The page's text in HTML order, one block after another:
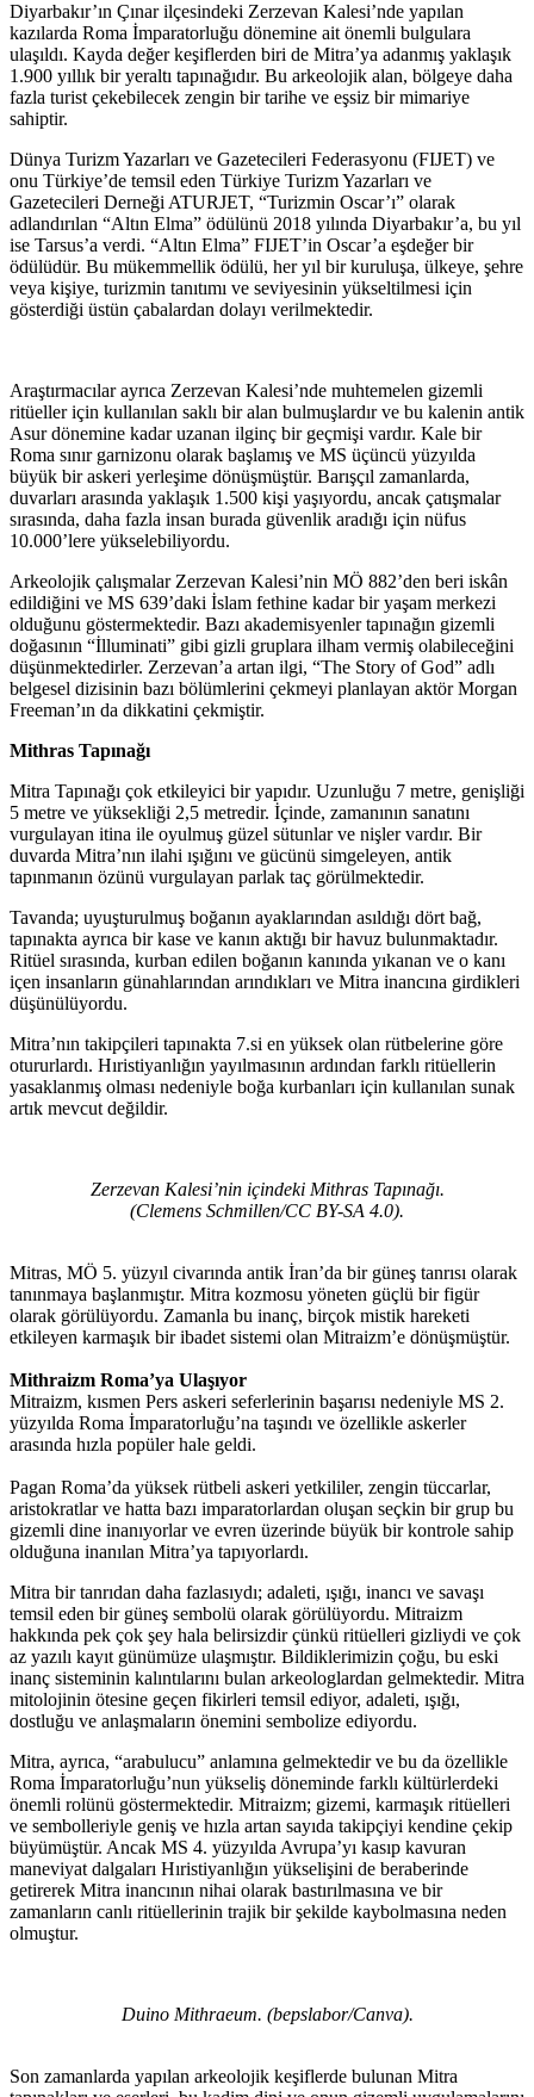
Diyarbakır’ın Çınar ilçesindeki Zerzevan Kalesi’nde yapılan
kazılarda Roma İmparatorluğu dönemine ait önemli bulgulara
ulaşıldı. Kayda değer keşiflerden biri de Mitra’ya adanmış yaklaşık
1.900 yıllık bir yeraltı tapınağıdır. Bu arkeolojik alan, bölgeye daha
fazla turist çekebilecek zengin bir tarihe ve eşsiz bir mimariye
sahiptir.
Dünya Turizm Yazarları ve Gazetecileri Federasyonu (FIJET) ve
onu Türkiye’de temsil eden Türkiye Turizm Yazarları ve
Gazetecileri Derneği ATURJET, “Turizmin Oscar’ı” olarak
adlandırılan “Altın Elma” ödülünü 2018 yılında Diyarbakır’a, bu yıl
ise Tarsus’a verdi. “Altın Elma” FIJET’in Oscar’a eşdeğer bir
ödülüdür. Bu mükemmellik ödülü, her yıl bir kuruluşa, ülkeye, şehre
veya kişiye, turizmin tanıtımı ve seviyesinin yükseltilmesi için
gösterdiği üstün çabalardan dolayı verilmektedir.
Araştırmacılar ayrıca Zerzevan Kalesi’nde muhtemelen gizemli
ritüeller için kullanılan saklı bir alan bulmuşlardır ve bu kalenin antik
Asur dönemine kadar uzanan ilginç bir geçmişi vardır. Kale bir
Roma sınır garnizonu olarak başlamış ve MS üçüncü yüzyılda
büyük bir askeri yerleşime dönüşmüştür. Barışçıl zamanlarda,
duvarları arasında yaklaşık 1.500 kişi yaşıyordu, ancak çatışmalar
sırasında, daha fazla insan burada güvenlik aradığı için nüfus
10.000’lere yükselebiliyordu.
Arkeolojik çalışmalar Zerzevan Kalesi’nin MÖ 882’den beri iskân
edildiğini ve MS 639’daki İslam fethine kadar bir yaşam merkezi
olduğunu göstermektedir. Bazı akademisyenler tapınağın gizemli
doğasının “İlluminati” gibi gizli gruplara ilham vermiş olabileceğini
düşünmektedirler. Zerzevan’a artan ilgi, “The Story of God” adlı
belgesel dizisinin bazı bölümlerini çekmeyi planlayan aktör Morgan
Freeman’ın da dikkatini çekmiştir.
Mithras Tapınağı
Mitra Tapınağı çok etkileyici bir yapıdır. Uzunluğu 7 metre, genişliği
5 metre ve yüksekliği 2,5 metredir. İçinde, zamanının sanatını
vurgulayan itina ile oyulmuş güzel sütunlar ve nişler vardır. Bir
duvarda Mitra’nın ilahi ışığını ve gücünü simgeleyen, antik
tapınmanın özünü vurgulayan parlak taç görülmektedir.
Tavanda; uyuşturulmuş boğanın ayaklarından asıldığı dört bağ,
tapınakta ayrıca bir kase ve kanın aktığı bir havuz bulunmaktadır.
Ritüel sırasında, kurban edilen boğanın kanında yıkanan ve o kanı
içen insanların günahlarından arındıkları ve Mitra inancına girdikleri
düşünülüyordu.
Mitra’nın takipçileri tapınakta 7.si en yüksek olan rütbelerine göre
otururlardı. Hıristiyanlığın yayılmasının ardından farklı ritüellerin
yasaklanmış olması nedeniyle boğa kurbanları için kullanılan sunak
artık mevcut değildir.
Zerzevan Kalesi’nin içindeki Mithras Tapınağı.
(Clemens Schmillen/CC BY-SA 4.0).
Mitras, MÖ 5. yüzyıl civarında antik İran’da bir güneş tanrısı olarak
tanınmaya başlanmıştır. Mitra kozmosu yöneten güçlü bir figür
olarak görülüyordu. Zamanla bu inanç, birçok mistik hareketi
etkileyen karmaşık bir ibadet sistemi olan Mitraizm’e dönüşmüştür.
Mithraizm Roma’ya Ulaşıyor
Mitraizm, kısmen Pers askeri seferlerinin başarısı nedeniyle MS 2.
yüzyılda Roma İmparatorluğu’na taşındı ve özellikle askerler
arasında hızla popüler hale geldi.
Pagan Roma’da yüksek rütbeli askeri yetkililer, zengin tüccarlar,
aristokratlar ve hatta bazı imparatorlardan oluşan seçkin bir grup bu
gizemli dine inanıyorlar ve evren üzerinde büyük bir kontrole sahip
olduğuna inanılan Mitra’ya tapıyorlardı.
Mitra bir tanrıdan daha fazlasıydı; adaleti, ışığı, inancı ve savaşı
temsil eden bir güneş sembolü olarak görülüyordu. Mitraizm
hakkında pek çok şey hala belirsizdir çünkü ritüelleri gizliydi ve çok
az yazılı kayıt günümüze ulaşmıştır. Bildiklerimizin çoğu, bu eski
inanç sisteminin kalıntılarını bulan arkeologlardan gelmektedir. Mitra
mitolojinin ötesine geçen fikirleri temsil ediyor, adaleti, ışığı,
dostluğu ve anlaşmaların önemini sembolize ediyordu.
Mitra, ayrıca, “arabulucu” anlamına gelmektedir ve bu da özellikle
Roma İmparatorluğu’nun yükseliş döneminde farklı kültürlerdeki
önemli rolünü göstermektedir. Mitraizm; gizemi, karmaşık ritüelleri
ve sembolleriyle geniş ve hızla artan sayıda takipçiyi kendine çekip
büyümüştür. Ancak MS 4. yüzyılda Avrupa’yı kasıp kavuran
maneviyat dalgaları Hıristiyanlığın yükselişini de beraberinde
getirerek Mitra inancının nihai olarak bastırılmasına ve bir
zamanların canlı ritüellerinin trajik bir şekilde kaybolmasına neden
olmuştur.
Duino Mithraeum. (bepslabor/Canva).
Son zamanlarda yapılan arkeolojik keşiflerde bulunan Mitra